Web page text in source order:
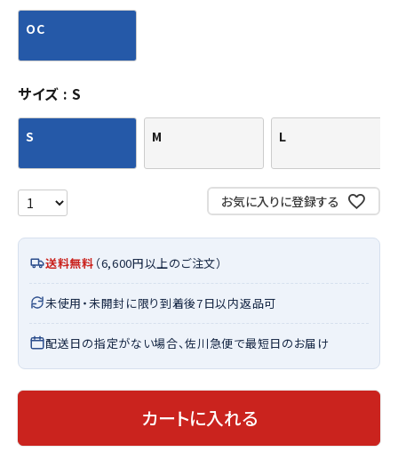
OC
サイズ S
S M L
お気に入りに登録する
送料無料 （6,600円以上のご注文）
未使用・未開封に限り到着後7日以内返品可
配送日の指定がない場合、佐川急便で最短日のお届け
カートに入れる